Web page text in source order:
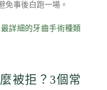
免事後白跑一場。
詳細的牙齒手術種類
被拒？3個常